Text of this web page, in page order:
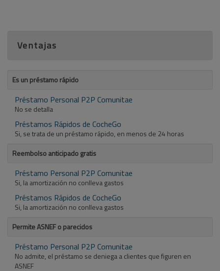
Ventajas
Es un préstamo rápido
Préstamo Personal P2P Comunitae
No se detalla
Préstamos Rápidos de CocheGo
Si, se trata de un préstamo rápido, en menos de 24 horas
Reembolso anticipado gratis
Préstamo Personal P2P Comunitae
Si, la amortización no conlleva gastos
Préstamos Rápidos de CocheGo
Si, la amortización no conlleva gastos
Permite ASNEF o parecidos
Préstamo Personal P2P Comunitae
No admite, el préstamo se deniega a clientes que figuren en
ASNEF